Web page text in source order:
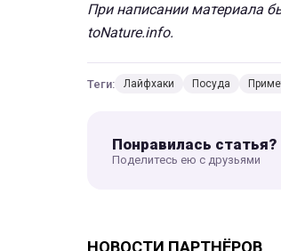
При написании материала
toNature.info.
Теги: Лайфхаки Посуда
Понравилась статья?
Поделитесь ею с друзьями